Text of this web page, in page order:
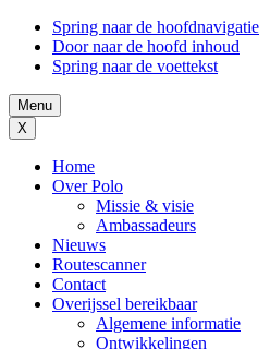
Spring naar de hoofdnavigatie
Door naar de hoofd inhoud
Spring naar de voettekst
Menu
X
Home
Over Polo
Missie & visie
Ambassadeurs
Nieuws
Routescanner
Contact
Overijssel bereikbaar
Algemene informatie
Ontwikkelingen